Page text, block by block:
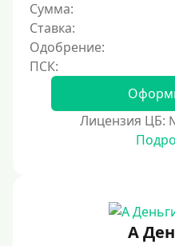
Сумма:
Ставка:
Одобрение:
Лицензия ЦБ:
А